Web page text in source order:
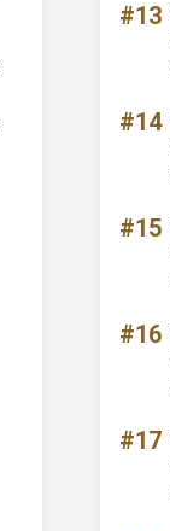
#13
#14
#15
#16
#17